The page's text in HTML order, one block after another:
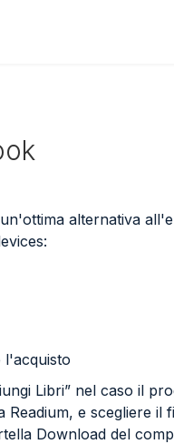
alternativa
Libri” nel caso il
e scegliere il
Download del